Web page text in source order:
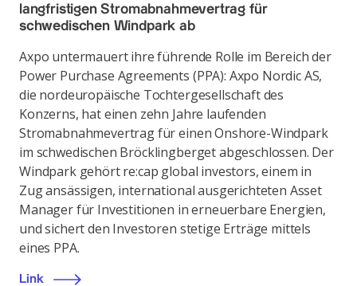
langfristigen Stromabnahmevertrag für
schwedischen Windpark ab
Axpo untermauert ihre führende Rolle im Bereich der
Power Purchase Agreements (PPA): Axpo Nordic AS,
die nordeuropäische Tochtergesellschaft des
Konzerns, hat einen zehn Jahre laufenden
Stromabnahmevertrag für einen Onshore-Windpark
im schwedischen Bröcklingberget abgeschlossen. Der
Windpark gehört re:cap global investors, einem in
Zug ansässigen, international ausgerichteten Asset
Manager für Investitionen in erneuerbare Energien,
und sichert den Investoren stetige Erträge mittels
eines PPA.
Link